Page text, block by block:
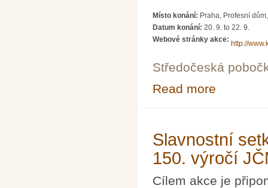
Místo konání: Praha, Profesní
Datum konání: 20. 9. to 22. 9.
Webové stránky akce:
http://
Středočeská
Read more
Slavnostní
150. výročí
Cílem akce je